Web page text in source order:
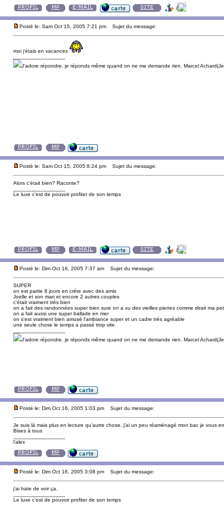
Posté le: Sam Oct 15, 2005 7:21 pm Sujet du message:
moi j'étais en vacances
J'adore répondre. je réponds même quand on ne me demande rien. Marcel
Posté le: Sam Oct 15, 2005 8:24 pm Sujet du message:
Alors c'était bien? Raconte?
Le luxe c'est de pouvoir profiter de son temps
Posté le: Dim Oct 16, 2005 7:37 am Sujet du message:
SUPER
on est partie 8 jours en créte avec des amis
Joelle et son mari et encore 2 autres couples
c'était vraiment trés bien
on a fait des randonnées super bien sure on a vu des vieilles pierres comme dirait ma
on a fait aussi une super ballade en mer
on s'est vraiment bien amusé l'ambiance super et un cadre trés agréable
une seule chose le temps a passé trop vite
J'adore répondre. je réponds même quand on ne me demande rien. Marcel
Posté le: Dim Oct 16, 2005 1:03 pm Sujet du message:
Je suis là mais plus en lecture qu'autre chose, j'ai un peu réaménagé mon bac je vous
Bises à tous
l'alex
Posté le: Dim Oct 16, 2005 3:08 pm Sujet du message:
j'ai hate de voir ça.
Le luxe c'est de pouvoir profiter de son temps